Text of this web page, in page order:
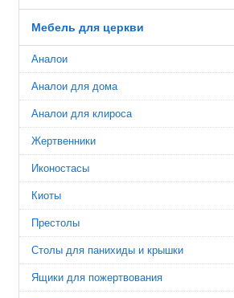
Мебель для церкви
Аналои
Аналои для дома
Аналои для клироса
Жертвенники
Иконостасы
Киоты
Престолы
Столы для панихиды и крышки
Ящики для пожертвования